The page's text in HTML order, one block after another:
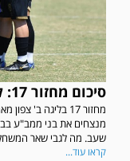
סיכום מחזור 17: ליגה ב' צפון א'
מחזור 17 בליגה ב'
מנצחים את בני ממב"ע
שעב. מה לגבי שאר
קראו עוד...